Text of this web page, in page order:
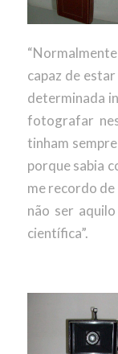
capaz de
determinada
fotografar
tinham
porque sabia
me recordo
não ser
científica”.